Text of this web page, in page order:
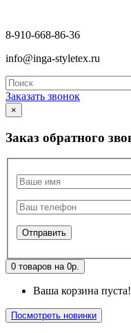
8-910-668-86-36
info@inga-styletex.ru
Заказать звонок
×
Заказ обратного
0 товаров на 0р.
Ваша корзина пуста!
Посмотреть новинки